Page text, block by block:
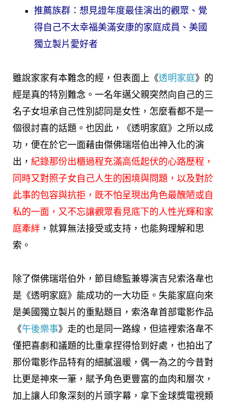
推薦族群：想見證年度最佳演出的觀眾、覺
得自己不太幸福美滿安康的家庭成員、美國
獨立製片愛好者
雖說家家有本難念的經，但表面上《透明家庭》的
經是真的特別難念。一名年邁父親突然向自己的三
名子女坦承自己性別認同是女性，怎麼看都不是一
個很討喜的話題。也因此，《透明家庭》之所以成
功，便在於它一面藉由傑佛瑞塔伯出神入化的演
出， 紀錄那份出櫃過程充滿高低起伏的心路歷程，
同時又對照子女自己人生的困境與問題，以及對於
此事的包容與抗拒，既不怕呈現出角色最醜陋或自
私的一面，又不忘讓觀眾看見底下的人性光輝和家
庭牽絆 ，就算無法接受或支持，也能夠理解和思
索。
除了傑佛瑞塔伯外，節目總監兼導演吉兒索洛韋也
是《透明家庭》能成功的一大功臣。失能家庭向來
是美國獨立製片的重點題目，索洛韋首部電影作品
《午後樂事》走的也是同一路線，但這裡索洛韋不
僅把喜劇和議題的比重拿捏得恰到好處，也拍出了
那份電影作品特有的細膩溫暖，偶一為之的今昔對
比更是神來一筆，賦予角色更豐富的血肉和層次，
加上讓人印象深刻的片頭字幕，拿下金球獎電視類